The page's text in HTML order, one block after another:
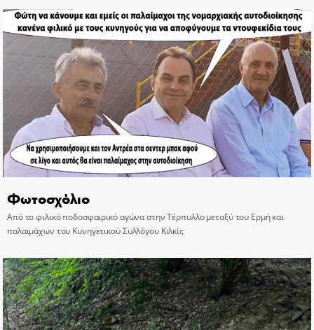
Φωτοσχόλιο
Από το φιλικό ποδοσφαιρικό αγώνα στην Τέρπυλλο μεταξύ του Ερμή και
παλαιμάχων του Κυνηγετικού Συλλόγου Κιλκίς